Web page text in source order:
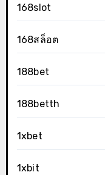
168slot
168สล็อต
188bet
188betth
1xbet
1xbit